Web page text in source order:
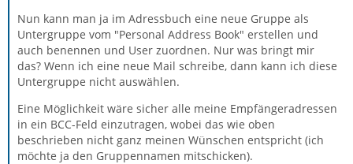
Nun kann man ja im Adressbuch eine neue Gruppe als
Untergruppe vom "Personal Address Book" erstellen und
auch benennen und User zuordnen. Nur was bringt mir
das? Wenn ich eine neue Mail schreibe, dann kann ich diese
Untergruppe nicht auswählen.
Eine Möglichkeit wäre sicher alle meine Empfängeradressen
in ein BCC-Feld einzutragen, wobei das wie oben
beschrieben nicht ganz meinen Wünschen entspricht (ich
möchte ja den Gruppennamen mitschicken).